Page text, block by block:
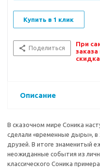
Купить в 1 клик
Поделиться
При
Описание
В сказочном мире Соника
сделали «временные дыры», в
друзей. В итоге знаменитый
неожиданные события из
классического Соника